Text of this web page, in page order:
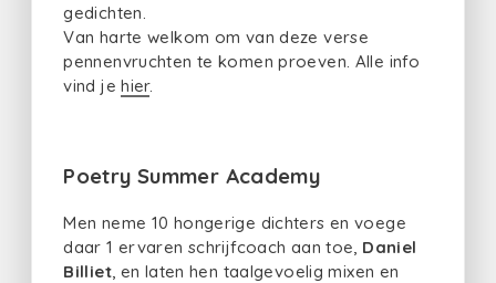
gedichten.
Van harte welkom om van deze verse
pennenvruchten te komen proeven. Alle info
vind jehier.
Poetry Summer Academy
Men neme 10 hongerige dichters en voege
daar 1 ervaren schrijfcoach aan toe, Daniel
Billiet, en laten hen taalgevoelig mixen en